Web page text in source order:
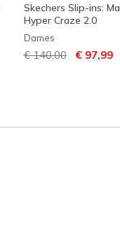
Skechers Slip-ins:
Hyper Craze 2.0
Dames
Prijs verlaagd van
€ 140,00naar
€ 97,99